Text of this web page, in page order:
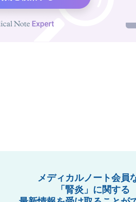
メディカルノート会員
「腎炎」に関する